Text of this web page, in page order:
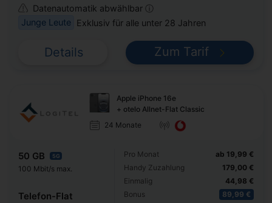
Datenautomatik abwählbar ⓘ
Junge Leute
Exklusiv für alle unter 28 Jahren
Details Zum Tarif
Apple iPhone 16e
+ otelo Allnet-Flat Classic
24 Monate
50 GB 5G
100 Mbit/s max.
Telefon-Flat
Pro Monat
Handy Zuzahlung
Einmalig
Bonus
ab 19,99 €
179,00 €
44,98 €
89,99 €